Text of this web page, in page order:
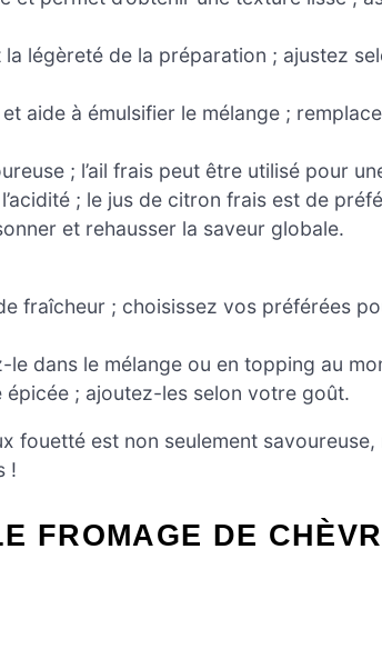
légèreté de la préparation ; ajustez
aide à émulsifier le mélange ;
; l’ail frais peut être utilisé pour
; le jus de citron frais est de
et rehausser la saveur globale.
fraîcheur ; choisissez vos préférées
dans le mélange ou en topping au
épicée ; ajoutez-les selon votre goût.
fouetté est non seulement savoureuse,
!
FROMAGE DE